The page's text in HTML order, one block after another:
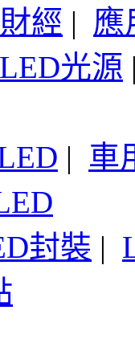
財經 | 應
LED光源
| 車
封裝 |